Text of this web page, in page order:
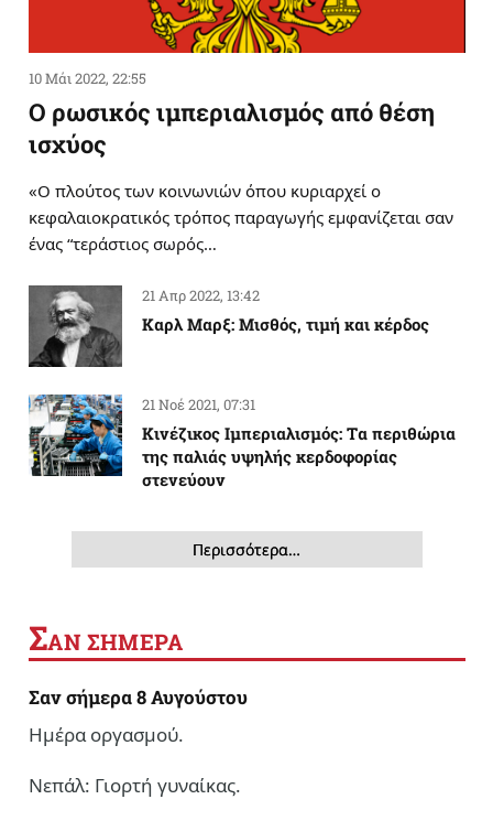
10 Μάι 2022, 22:55
Ο ρωσικός ιμπεριαλισμός από θέση
ισχύος
«Ο πλούτος των κοινωνιών όπου κυριαρχεί ο
κεφαλαιοκρατικός τρόπος παραγωγής εμφανίζεται σαν
ένας “τεράστιος σωρός…
21 Απρ 2022, 13:42
Καρλ Μαρξ: Μισθός, τιμή και κέρδος
21 Νοέ 2021, 07:31
Κινέζικος Ιμπεριαλισμός: Tα περιθώρια
της παλιάς υψηλής κερδοφορίας
στενεύουν
Περισσότερα…
ΣΑΝ ΣΗΜΕΡΑ
Σαν σήμερα 8 Αυγούστου
Ημέρα οργασμού.
Νεπάλ: Γιορτή γυναίκας.